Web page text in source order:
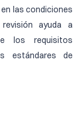
las condiciones
ayuda a
los requisitos
estándares de